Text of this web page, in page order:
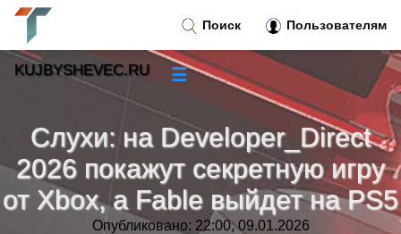
Слухи: на Developer_Direct
2026 покажут секретную игру
от Xbox, а Fable выйдет на PS5
Опубликовано: 22:00, 09.01.2026
Поиск Пользователям
KUJBYSHEVEC.RU ☰
Новости»
Тренды новостей»
Рубрики»